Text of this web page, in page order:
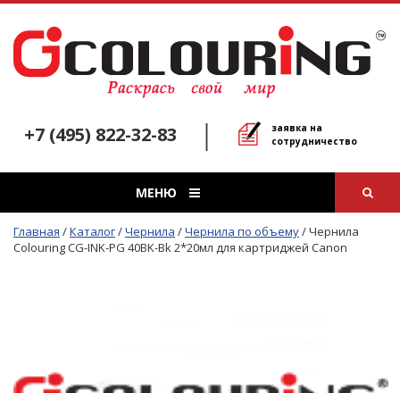
+7 (495) 822-32-83
заявка на
сотрудничество
МЕНЮ
Главная /Каталог/Чернила /Чернила по объему/Чернила
Colouring CG-INK-РG 40BK-Bk 2*20мл для картриджей Canon